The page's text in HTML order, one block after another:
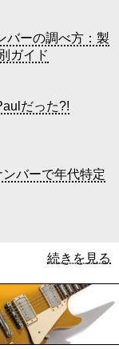
バーの調べ方：製
ガイド
だった?!
バーで年代特定
続きを見る